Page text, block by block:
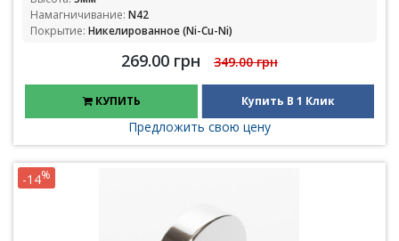
Намагничивание: N42
Покрытие: Никелированное (Ni-Cu-Ni)
269.00 грн 349.00 грн
КУПИТЬ Купить В 1 Клик
Предложить свою цену
-14%